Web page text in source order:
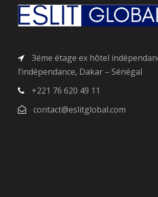
3éme étage ex hôtel
l’indépendance, Dakar – Sénégal
+221 76 620 49 11
contact@eslitglobal.com